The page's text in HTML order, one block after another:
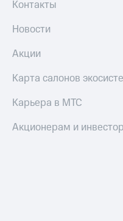
Контакты
Новости
Акции
Карта салонов
Карьера в МТС
Акционерам и